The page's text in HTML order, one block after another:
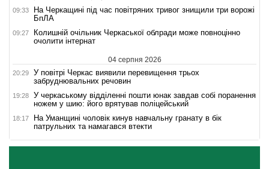
09:33
На Черкащині під час повітряних тривог знищили три ворожі
БпЛА
09:27
Колишній очільник Черкаської облради може повноцінно
очолити інтернат
04 серпня 2026
20:29
У повітрі Черкас виявили перевищення трьох
забруднювальних речовин
19:28
У черкаському відділенні пошти юнак завдав собі поранення
ножем у шию: його врятував поліцейський
18:17
На Уманщині чоловік кинув навчальну гранату в бік
патрульних та намагався втекти